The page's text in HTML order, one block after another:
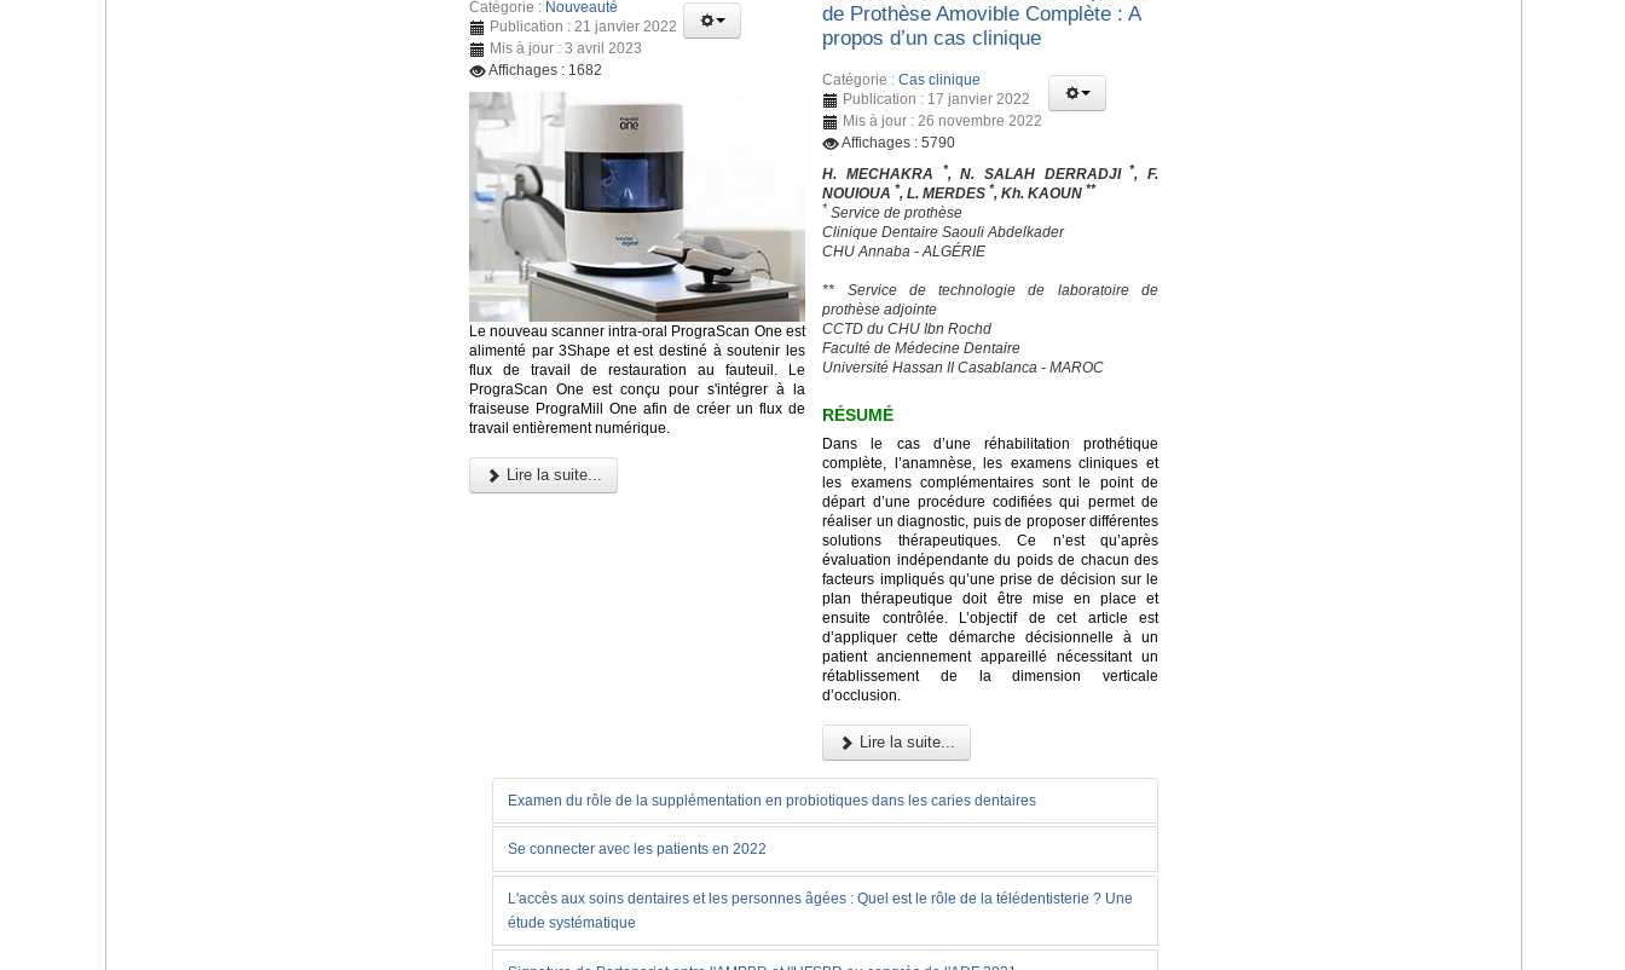
Catégorie : Nouveauté
Publication : 21 janvier 2022
Mis à jour : 3 avril 2023
Affichages : 1682
Le nouveau scanner intra-oral PrograScan One est
alimenté par 3Shape et est destiné à soutenir les
flux de travail de restauration au fauteuil. Le
PrograScan One est conçu pour s'intégrer à la
fraiseuse PrograMill One afin de créer un flux de
travail entièrement numérique.
Lire la suite...
de Prothèse Amovible Complète : A
propos d’un cas clinique
Catégorie :Cas clinique
Publication : 17 janvier 2022
Mis à jour : 26 novembre 2022
Affichages : 5790
H. MECHAKRA
*, N. SALAH DERRADJI *, F.
NOUIOUA *, L. MERDES *, Kh. KAOUN **
* Service de prothèse
Clinique Dentaire Saouli Abdelkader
CHU Annaba - ALGÉRIE
** Service de technologie de laboratoire de
prothèse adjointe
CCTD du CHU Ibn Rochd
Faculté de Médecine Dentaire
Université Hassan II Casablanca - MAROC
RÉSUMÉ
Dans le cas d’une réhabilitation prothétique
complète, l’anamnèse, les examens cliniques et
les examens complémentaires sont le point de
départ d’une procédure codifiées qui permet de
réaliser un diagnostic, puis de proposer différentes
solutions thérapeutiques. Ce n’est qu’après
évaluation indépendante du poids de chacun des
facteurs impliqués qu’une prise de décision sur le
plan thérapeutique doit être mise en place et
ensuite contrôlée. L’objectif de cet article est
d’appliquer cette démarche décisionnelle à un
patient anciennement appareillé nécessitant un
rétablissement de la dimension verticale
d’occlusion.
Lire la suite...
Examen du rôle de la supplémentation en probiotiques dans les caries dentaires
Se connecter avec les patients en 2022
L'accès aux soins dentaires et les personnes âgées : Quel est le rôle de la télédentisterie ? Une
étude systématique